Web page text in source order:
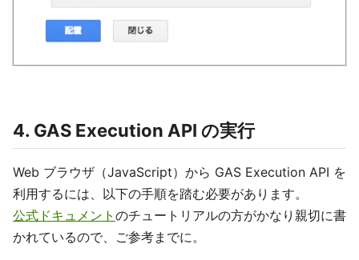
4. GAS Execution API の実行
Web ブラウザ（JavaScript）から GAS Execution API を
利用するには、以下の手順を踏む必要があります。
公式ドキュメント のチュートリアルの方がかなり親切に書
かれているので、ご参考までに。